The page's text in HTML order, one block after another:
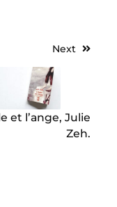
Next
et l’ange, Julie
Zeh.